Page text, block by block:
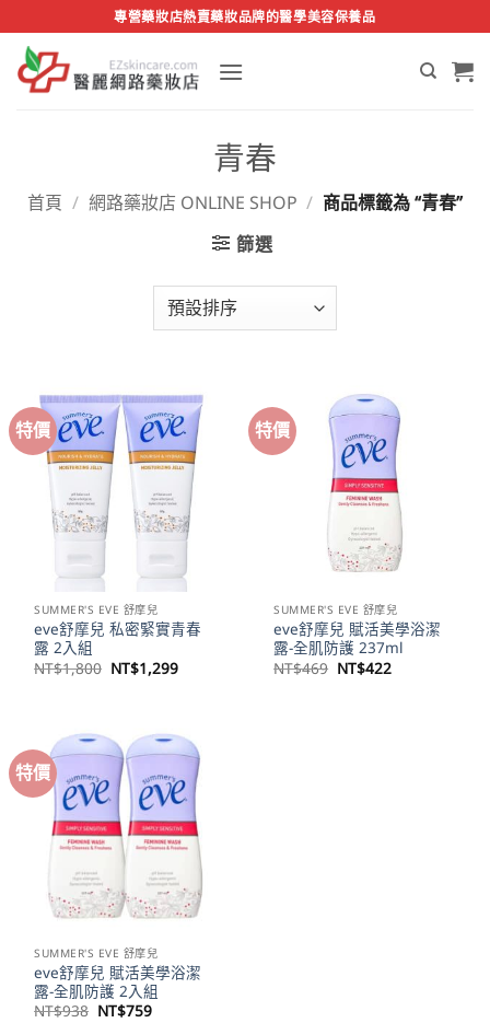
to
content
專營藥妝店熱賣藥妝品牌的醫學美容保養品
青春
首頁 / 網路藥妝店 ONLINE SHOP / 商品標籤為 “青春”
篩選
特價
SUMMER'S EVE 舒摩兒
eve舒摩兒 私密緊實青春
露 2入組
NT$1,800 原
始
NT$1,299目
特價
SUMMER'S EVE 舒摩兒
eve舒摩兒 賦活美學浴潔
露-全肌防護 237ml
NT$469 原
始
NT$422目
前
特價
SUMMER'S EVE 舒摩兒
eve舒摩兒 賦活美學浴潔
露-全肌防護 2入組
NT$938 原
NT$759目